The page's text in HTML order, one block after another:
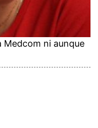
Medcom ni aunque